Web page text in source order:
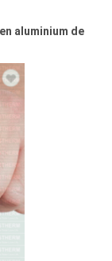
aluminium de